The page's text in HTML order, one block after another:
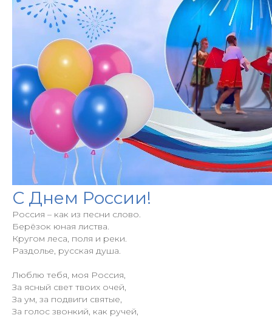
С Днем России!
Россия – как из песни слово.
Берёзок юная листва.
Кругом леса, поля и реки.
Раздолье, русская душа.
Люблю тебя, моя Россия,
За ясный свет твоих очей,
За ум, за подвиги святые,
За голос звонкий, как ручей,
fonddobro2022@yandex.ru
+7 (977) 808-56-88
+7 (977) 808-36-88